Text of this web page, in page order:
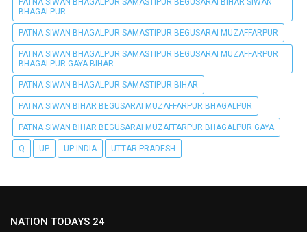
PATNA SIWAN BHAGALPUR SAMASTIPUR BEGUSARAI BIHAR SIWAN
BHAGALPUR
PATNA SIWAN BHAGALPUR SAMASTIPUR BEGUSARAI MUZAFFARPUR
PATNA SIWAN BHAGALPUR SAMASTIPUR BEGUSARAI MUZAFFARPUR
BHAGALPUR GAYA BIHAR
PATNA SIWAN BHAGALPUR SAMASTIPUR BIHAR
PATNA SIWAN BIHAR BEGUSARAI MUZAFFARPUR BHAGALPUR
PATNA SIWAN BIHAR BEGUSARAI MUZAFFARPUR BHAGALPUR GAYA
Q UP UP INDIA UTTAR PRADESH
NATION TODAYS 24